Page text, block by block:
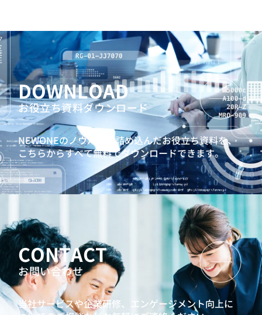
DOWNLOAD
お役立ち資料ダウンロード
NEWONEのノウハウを詰め込んだお役立ち資料を、
こちらからすべて無料でダウンロードできます。
CONTACT
お問い合わせ
当社サービスや企業研修、エンゲージメント向上に